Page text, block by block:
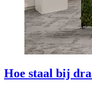
Hoe staal bij